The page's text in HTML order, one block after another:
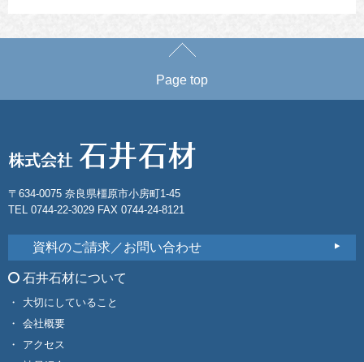
Page top
〒634-0075 奈良県橿原市小房町1-45
TEL 0744-22-3029 FAX 0744-24-8121
資料のご請求／お問い合わせ
石井石材について
大切にしていること
会社概要
アクセス